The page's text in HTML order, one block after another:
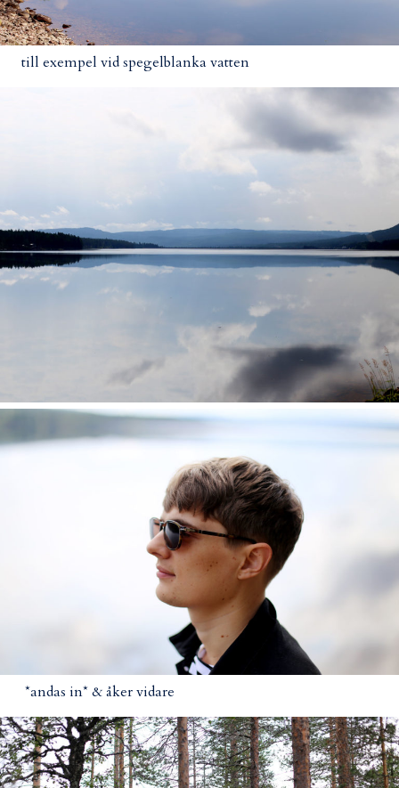
till exempel vid spegelblanka vatten
*andas in* & åker vidare